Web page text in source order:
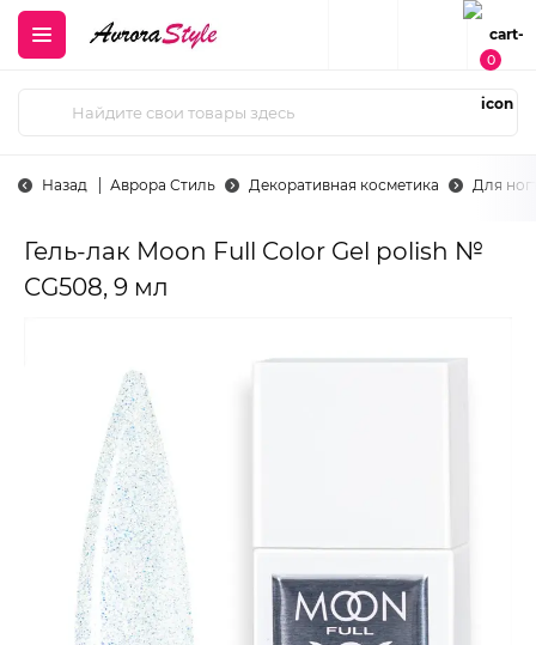
0
Назад Аврора Стиль Декоративная косметика Для
Гель-лак Moon Full Color Gel polish №
CG508, 9 мл